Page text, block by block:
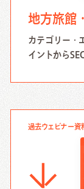
地方旅館
カテゴリー・
イントから
過去ウェビナー資